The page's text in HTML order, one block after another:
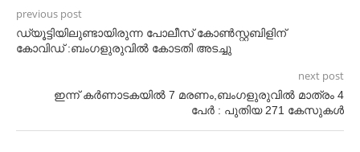
previous post
ഡ്യൂട്ടിയിലുണ്ടായിരുന്ന പോലീസ് കോൺസ്റ്റബിളിന്
കോവിഡ് :ബംഗളുരുവിൽ കോടതി അടച്ചു
next post
ഇന്ന് കർണാടകയിൽ 7 മരണം,ബംഗളുരുവിൽ മാത്രം 4
പേർ : പുതിയ 271 കേസുകൾ